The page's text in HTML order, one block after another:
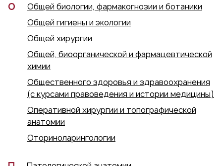
О
Общей биологии, фармакогнозии и ботаники
Общей гигиены и экологии
Общей хирургии
Общей, биоорганической и фармацевтической
химии
Общественного здоровья и здравоохранения
(с курсами правоведения и истории медицины)
Оперативной хирургии и топографической
анатомии
Оториноларингологии